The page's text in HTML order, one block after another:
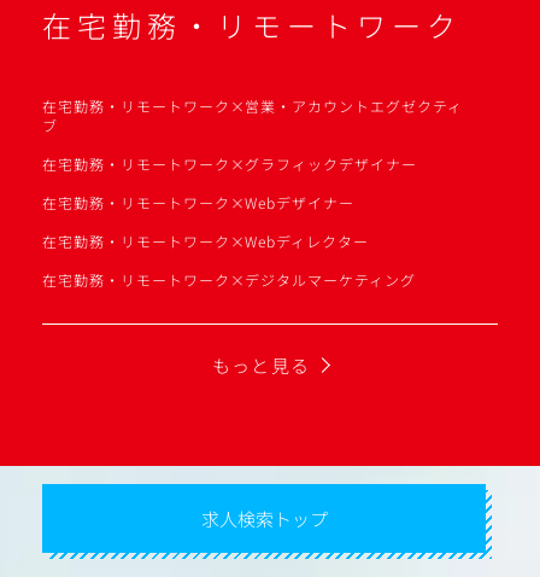
在宅勤務・リモートワーク
在宅勤務・リモートワーク×営業・アカウントエグゼクティ
ブ
在宅勤務・リモートワーク×グラフィックデザイナー
在宅勤務・リモートワーク×Webデザイナー
在宅勤務・リモートワーク×Webディレクター
在宅勤務・リモートワーク×デジタルマーケティング
もっと見る
求人検索トップ